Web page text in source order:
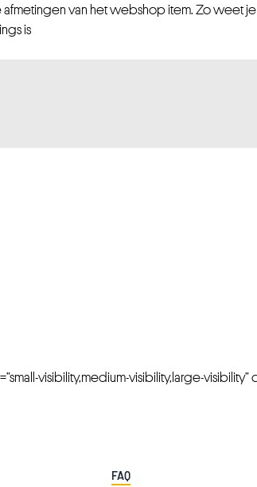
van het webshop item. Zo weet
is
visibility,medium-visibility,large-visibility”
FAQ